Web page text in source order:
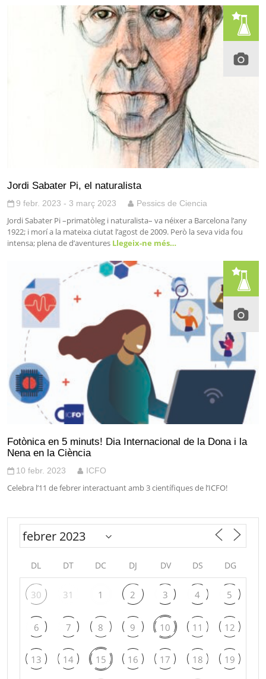
Jordi Sabater Pi, el naturalista
9 febr. 2023 - 3 març 2023 Pessics de Ciencia
Jordi Sabater Pi –primatòleg i naturalista– va néixer a Barcelona l’any
1922; i morí a la mateixa ciutat l’agost de 2009. Però la seva vida fou
intensa; plena de d’aventures Llegeix-ne més…
Fotònica en 5 minuts! Dia Internacional de la Dona i la
Nena en la Ciència
10 febr. 2023 ICFO
Celebra l’11 de febrer interactuant amb 3 científiques de l’ICFO!
DL DT DC DJ DV DS DG
30 31 1 2 3 4 5
6 7 8 9 10 11 12
13 14 15 16 17 18 19